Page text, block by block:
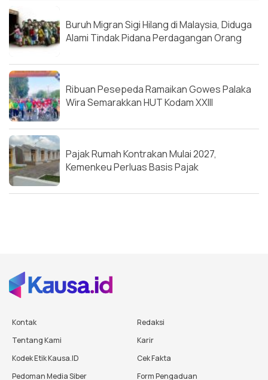
Buruh Migran Sigi Hilang di Malaysia, Diduga
Alami Tindak Pidana Perdagangan Orang
Ribuan Pesepeda Ramaikan Gowes Palaka
Wira Semarakkan HUT Kodam XXIII
Pajak Rumah Kontrakan Mulai 2027,
Kemenkeu Perluas Basis Pajak
Kontak
Redaksi
Tentang Kami
Karir
Kodek Etik Kausa.ID
Cek Fakta
Pedoman Media Siber
Form Pengaduan